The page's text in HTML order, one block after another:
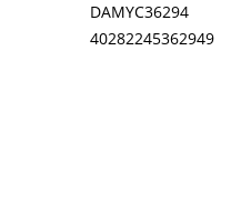
DAMYC36294
40282245362949